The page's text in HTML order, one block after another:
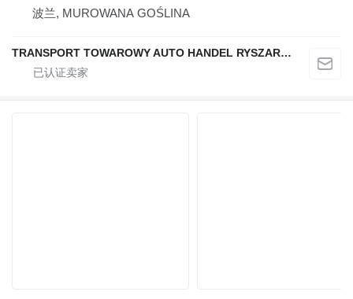
波兰, MUROWANA GOŚLINA
TRANSPORT TOWAROWY AUTO HANDEL RYSZARD NOWAK